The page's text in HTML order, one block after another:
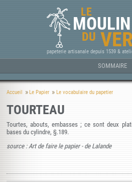
LE
MOULIN
DU
papeterie artisanale depuis 1539 &
SOMMAIRE
Accueil Le Papier Le vocabulaire du papetier
TOURTEAU
Tourtes, abouts, embasses ; ce sont deux
bases du cylindre, §.189.
source : Art de faire le papier - de Lalande